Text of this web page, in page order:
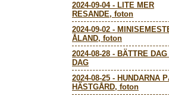
2024-09-04- LITE MER
RESANDE, foton
2024-09-02 -
ÅLAND, foton
2024-08-28 - BÄTTRE
DAG
2024-08-25 - HUNDARNA
HÄSTGÅRD, foton